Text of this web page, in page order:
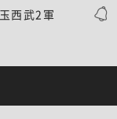
西武2軍